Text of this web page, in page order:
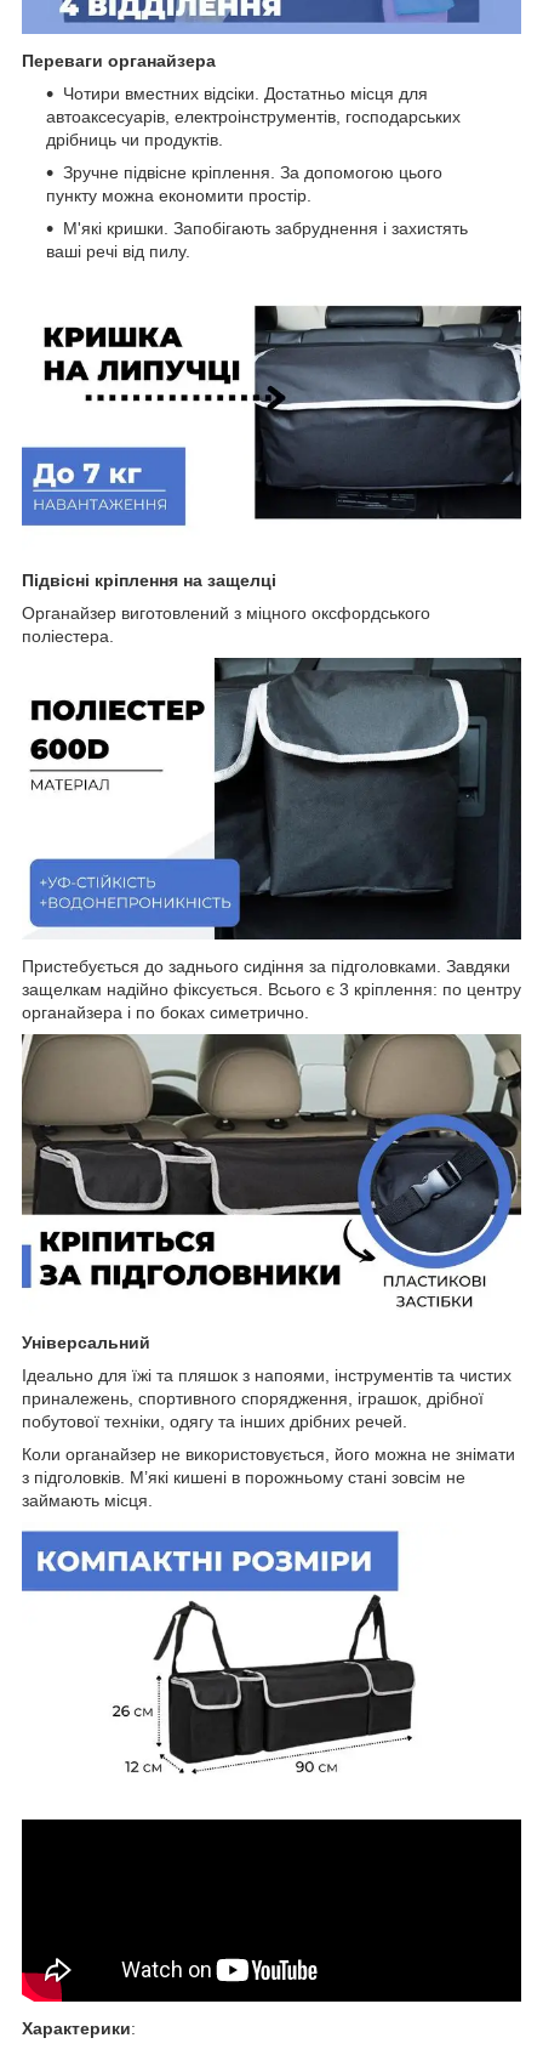
Переваги органайзера
Чотири вместних відсіки. Достатньо місця для
автоаксесуарів, електроінструментів, господарських
дрібниць чи продуктів.
Зручне підвісне кріплення. За допомогою цього
пункту можна економити простір.
М'які кришки. Запобігають забруднення і захистять
ваші речі від пилу.
Підвісні кріплення на защелці
Органайзер виготовлений з міцного оксфордського
поліестера.
Пристебується до заднього сидіння за підголовками. Завдяки
защелкам надійно фіксується. Всього є 3 кріплення: по центру
органайзера і по боках симетрично.
Універсальний
Ідеально для їжі та пляшок з напоями, інструментів та чистих
приналежень, спортивного спорядження, іграшок, дрібної
побутової техніки, одягу та інших дрібних речей.
Коли органайзер не використовується, його можна не знімати
з підголовків. М’які кишені в порожньому стані зовсім не
займають місця.
Характерики: